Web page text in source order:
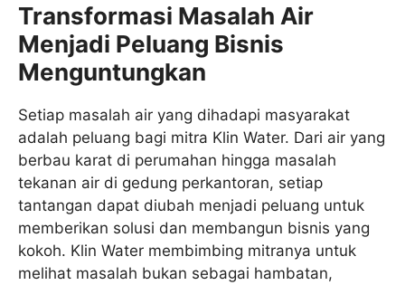
Transformasi Masalah Air
Menjadi Peluang Bisnis
Menguntungkan
Setiap masalah air yang dihadapi masyarakat
adalah peluang bagi mitra Klin Water. Dari air yang
berbau karat di perumahan hingga masalah
tekanan air di gedung perkantoran, setiap
tantangan dapat diubah menjadi peluang untuk
memberikan solusi dan membangun bisnis yang
kokoh. Klin Water membimbing mitranya untuk
melihat masalah bukan sebagai hambatan,